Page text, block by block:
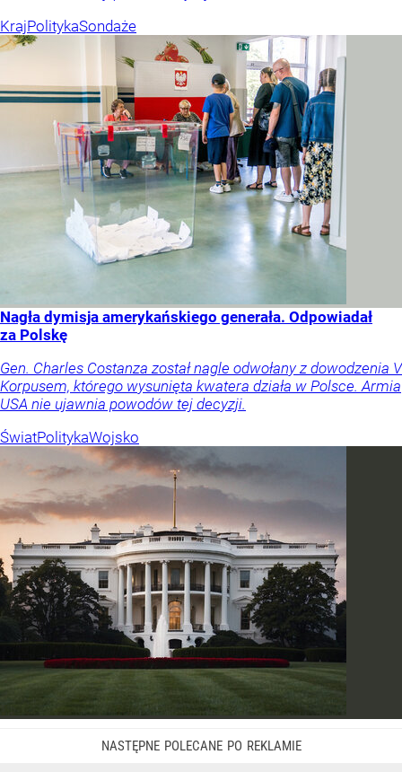
KrajPolitykaSondaże
Nagła dymisja amerykańskiego generała. Odpowiadał
za Polskę
Gen. Charles Costanza został nagle odwołany z dowodzenia V
Korpusem, którego wysunięta kwatera działa w Polsce. Armia
USA nie ujawnia powodów tej decyzji.
ŚwiatPolitykaWojsko